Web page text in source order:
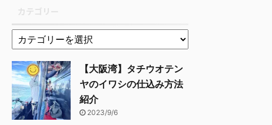
【大阪湾】タチウオテン
ヤのイワシの仕込み方法
紹介
2023/9/6